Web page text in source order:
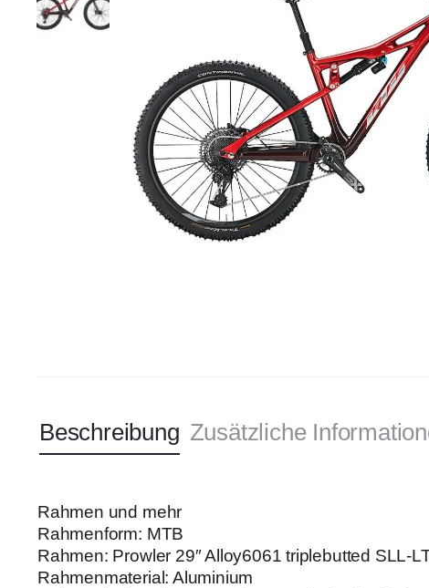
Beschreibung Zusätzliche
Rahmen und mehr
Rahmenform: MTB
Rahmen: Prowler 29″ Alloy6061 triplebutted SLL-
Rahmenmaterial: Aluminium